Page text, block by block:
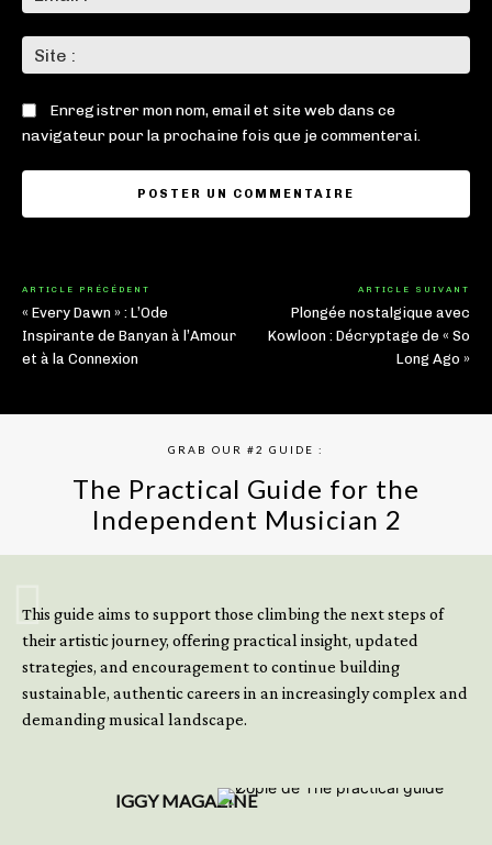
:*
:
Enregistrer mon nom, email et site web dans ce
navigateur pour la prochaine fois que je commenterai.
ARTICLE PRÉCÉDENT
« Every Dawn » : L’Ode
Inspirante de Banyan à l’Amour
et à la Connexion
ARTICLE SUIVANT
Plongée nostalgique avec
Kowloon : Décryptage de « So
Long Ago »
GRAB OUR #2 GUIDE :
The Practical Guide for the
Independent Musician 2
This guide aims to support those climbing the next steps of
their artistic journey, offering practical insight, updated
strategies, and encouragement to continue building
sustainable, authentic careers in an increasingly complex and
demanding musical landscape.
IGGY MAGAZINE